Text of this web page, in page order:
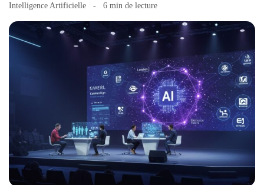
Intelligence Artificielle 6 min de lecture